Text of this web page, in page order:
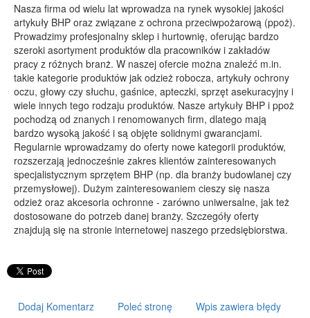
Ogród, Rośliny
Chemia
Art. Spożywcze
Materiały Eksploatacyjne
Inne Sklepy
PRZYRZĄDY
Maszyny
Narzędzia
Przemysł Metalowy
PRZEWÓZ
Transport
Wynajem
Usługi Motoryzacyjne
Nasza firma od wielu lat wprowadza na rynek wysokiej jakości
artykuły BHP oraz związane z ochrona przeciwpożarową (ppoż).
Prowadzimy profesjonalny sklep i hurtownię, oferując bardzo
szeroki asortyment produktów dla pracowników i zakładów
pracy z różnych branż. W naszej ofercie można znaleźć m.in.
takie kategorie produktów jak odzież robocza, artykuły ochrony
oczu, głowy czy słuchu, gaśnice, apteczki, sprzęt asekuracyjny i
wiele innych tego rodzaju produktów. Nasze artykuły BHP i ppoż
pochodzą od znanych i renomowanych firm, dlatego mają
bardzo wysoką jakość i są objęte solidnymi gwarancjami.
Regularnie wprowadzamy do oferty nowe kategorii produktów,
rozszerzają jednocześnie zakres klientów zainteresowanych
specjalistycznym sprzętem BHP (np. dla branży budowlanej czy
przemysłowej). Dużym zainteresowaniem cieszy się nasza
odzież oraz akcesoria ochronne - zarówno uniwersalne, jak też
dostosowane do potrzeb danej branży. Szczegóły oferty
znajdują się na stronie internetowej naszego przedsiębiorstwa.
Dodaj Komentarz Poleć stronę Wpis zawiera błędy